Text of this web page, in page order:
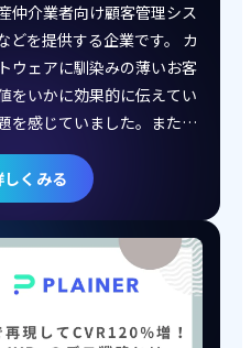
仲介業者向け顧客管理シス
どを提供する企業です。 カ
ウェアに馴染みの薄いお客
をいかに効果的に伝えてい
を感じていました。また、
効率的なリード育成が困難
ける施策についても模索し
を導入し、視覚的・体験的
モを制作。お客様の温度感
両方を改善し、結果として
面で成果を上げることがで
しくみる